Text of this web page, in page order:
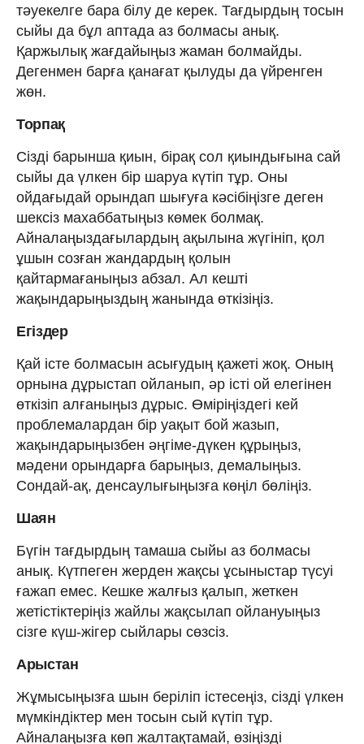
тәуекелге бара білу де керек. Тағдырдың тосын
сыйы да бұл аптада аз болмасы анық.
Қаржылық жағдайыңыз жаман болмайды.
Дегенмен барға қанағат қылуды да үйренген
жөн.
Торпақ
Сізді барынша қиын, бірақ сол қиындығына сай
сыйы да үлкен бір шаруа күтіп тұр. Оны
ойдағыдай орындап шығуға кәсібіңізге деген
шексіз махаббатыңыз көмек болмақ.
Айналаңыздағылардың ақылына жүгініп, қол
ұшын созған жандардың қолын
қайтармағаныңыз абзал. Ал кешті
жақындарыңыздың жанында өткізіңіз.
Егіздер
Қай істе болмасын асығудың қажеті жоқ. Оның
орнына дұрыстап ойланып, әр істі ой елегінен
өткізіп алғаныңыз дұрыс. Өміріңіздегі кей
проблемалардан бір уақыт бой жазып,
жақындарыңызбен әңгіме-дүкен құрыңыз,
мәдени орындарға барыңыз, демалыңыз.
Сондай-ақ, денсаулығыңызға көңіл бөліңіз.
Шаян
Бүгін тағдырдың тамаша сыйы аз болмасы
анық. Күтпеген жерден жақсы ұсыныстар түсуі
ғажап емес. Кешке жалғыз қалып, жеткен
жетістіктеріңіз жайлы жақсылап ойлануыңыз
сізге күш-жігер сыйлары сөзсіз.
Арыстан
Жұмысыңызға шын беріліп істесеңіз, сізді үлкен
мүмкіндіктер мен тосын сый күтіп тұр.
Айналаңызға көп жалтақтамай, өзіңізді